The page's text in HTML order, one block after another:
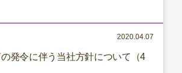
2020.04.07
発令に伴う当社方針について（4